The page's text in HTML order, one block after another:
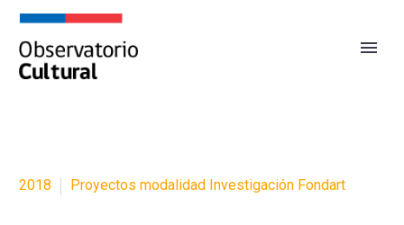
2018 Proyectos modalidad Investigación Fondart